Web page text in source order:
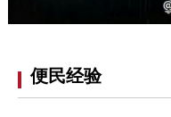
便民经验